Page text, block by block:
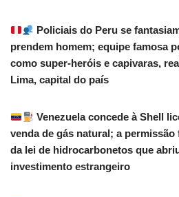
Policiais do Peru se
prendem homem; equipe famosa
como super-heróis e capivaras,
Lima, capital do país
Venezuela concede à Shell
venda de gás natural; a
da lei de hidrocarbonetos que
investimento estrangeiro